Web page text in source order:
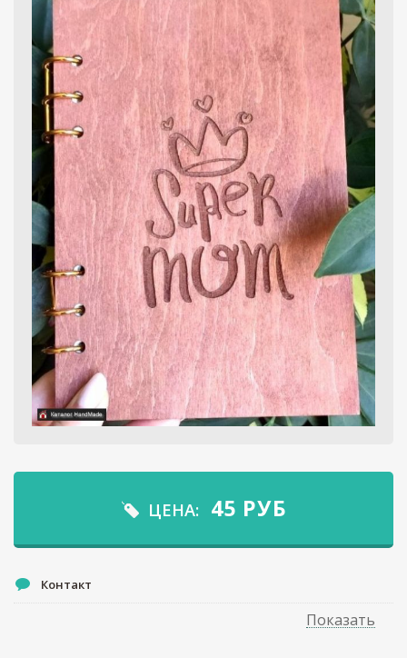
ЦЕНА: 45 РУБ
Контакт
Показать